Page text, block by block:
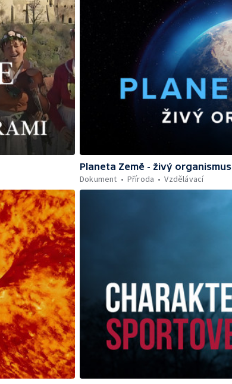
Planeta Země - živý organismus
Dokument
Příroda Vzdělávací